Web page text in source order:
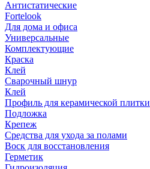
Антистатические
Fortelook
Для дома и офиса
Универсальные
Комплектующие
Краска
Клей
Сварочный шнур
Клей
Профиль для керамической плитки
Подложка
Крепеж
Средства для ухода за полами
Воск для восстановления
Герметик